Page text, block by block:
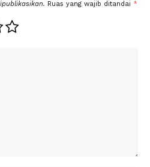
Ruas yang wajib ditandai *